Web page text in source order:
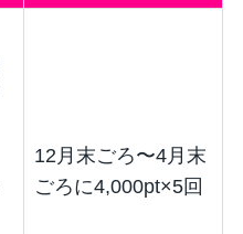
12月末ごろ〜4月末
ごろに4,000pt×5回